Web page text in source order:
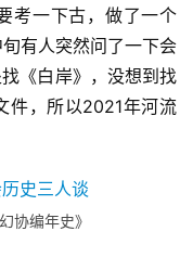
考一下古，做了一个
有人突然问了一下会
《白岸》，没想到找
件，所以2021年河流
协编年史》